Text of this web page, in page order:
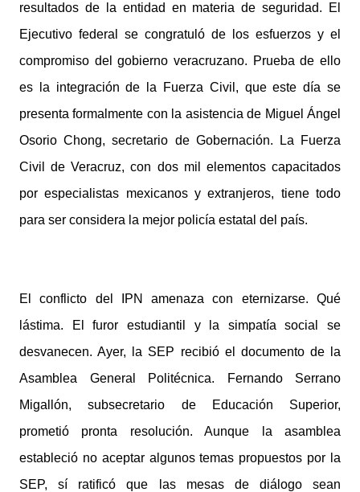
resultados de la entidad en materia de seguridad. El
Ejecutivo federal se congratuló de los esfuerzos y el
compromiso del gobierno veracruzano. Prueba de ello
es la integración de la Fuerza Civil, que este día se
presenta formalmente con la asistencia de Miguel Ángel
Osorio Chong, secretario de Gobernación. La Fuerza
Civil de Veracruz, con dos mil elementos capacitados
por especialistas mexicanos y extranjeros, tiene todo
para ser considera la mejor policía estatal del país.
El conflicto del IPN amenaza con eternizarse. Qué
lástima. El furor estudiantil y la simpatía social se
desvanecen. Ayer, la SEP recibió el documento de la
Asamblea General Politécnica. Fernando Serrano
Migallón, subsecretario de Educación Superior,
prometió pronta resolución. Aunque la asamblea
estableció no aceptar algunos temas propuestos por la
SEP, sí ratificó que las mesas de diálogo sean